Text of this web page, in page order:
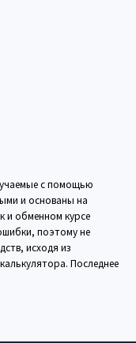
с помощью
и основаны на
и обменном курсе
поэтому не
исходя из
Последнее